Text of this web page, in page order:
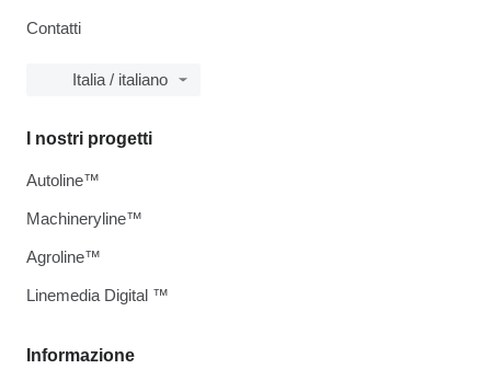
Contatti
Italia / italiano
Informazione
I nostri progetti
Autoline™
Machineryline™
Agroline™
Linemedia Digital ™